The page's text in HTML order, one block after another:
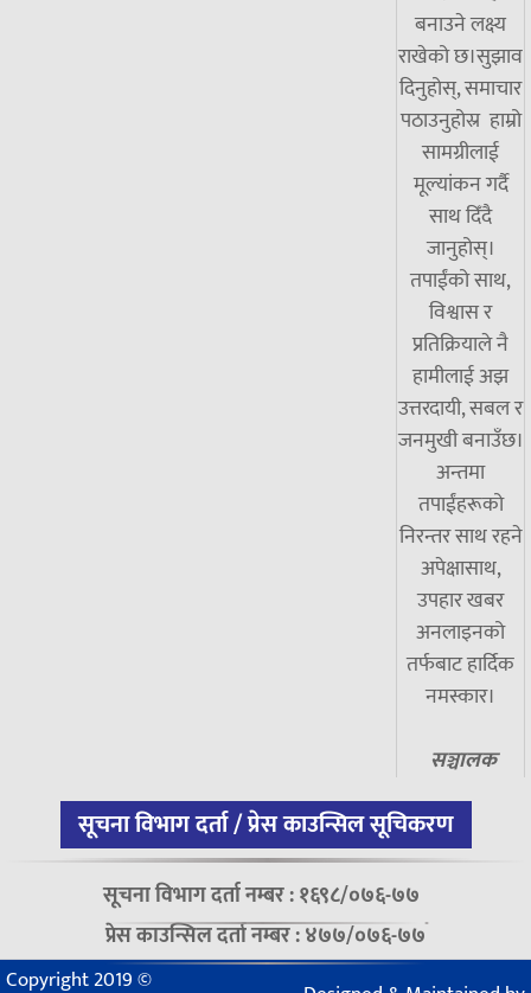
बनाउने लक्ष्य
राखेको छ।सुझाव
दिनुहोस्, समाचार
पठाउनुहोस्र हाम्रो
सामग्रीलाई
मूल्यांकन गर्दै
साथ दिँदै
जानुहोस्।
तपाईंको साथ,
विश्वास र
प्रतिक्रियाले नै
हामीलाई अझ
उत्तरदायी, सबल र
जनमुखी बनाउँछ।
अन्तमा
तपाईंहरूको
निरन्तर साथ रहने
अपेक्षासाथ,
उपहार खबर
अनलाइनको
तर्फबाट हार्दिक
नमस्कार।
सञ्चालक
सूचना विभाग दर्ता / प्रेस काउन्सिल सूचिकरण
सूचना विभाग दर्ता नम्बर : १६९८/०७६-७७
प्रेस काउन्सिल दर्ता नम्बर : ४७७/०७६-७७
Copyright 2019 ©